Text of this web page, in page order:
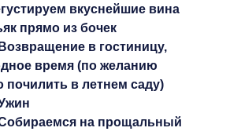
вкуснейшие вина
прямо из бочек
в гостиницу,
время (по желанию
почилить в летнем саду)
на прощальный